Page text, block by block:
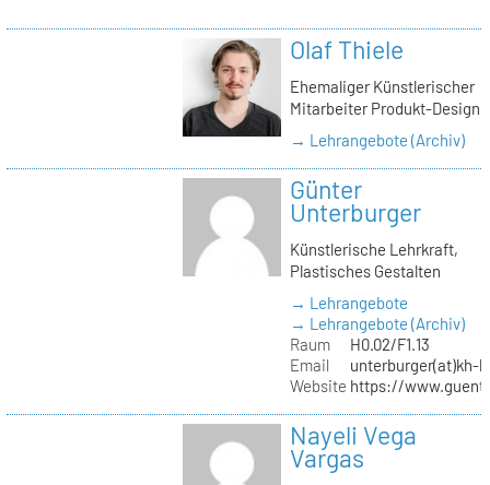
Olaf Thiele
Ehemaliger Künstlerischer
Mitarbeiter Produkt-Design
→ Lehrangebote (Archiv)
Günter
Unterburger
Künstlerische Lehrkraft,
Plastisches Gestalten
→ Lehrangebote
→ Lehrangebote (Archiv)
Raum
H0.02/F1.13
Email
unterburger(at)kh-
Website https://
Nayeli Vega
Vargas